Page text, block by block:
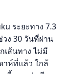
ระยะทาง 7.3
ง 30 วันที่ผ่าน
เส้นทาง ไม่มี
าห์ที่แล้ว ใกล้